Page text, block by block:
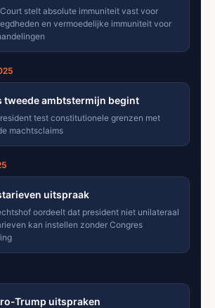
stelt absolute immuniteit vast voor
en vermoedelijke immuniteit voor
tweede ambtstermijn begint
test constitutionele grenzen met
machtsclaims
uitspraak
oordeelt dat president niet unilateraal
kan instellen zonder Congres
Trump uitspraken